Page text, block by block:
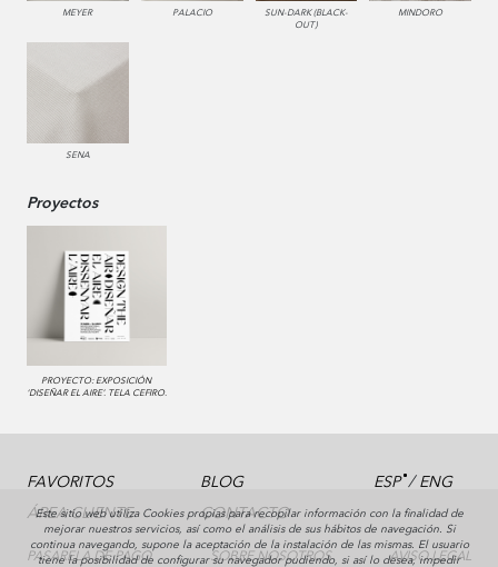
MEYER PALACIO
SUN-DARK (BLACK-
OUT)
MINDORO
SENA
Proyectos
PROYECTO: EXPOSICIÓN
‘DISEÑAR EL AIRE’. TELA CEFIRO.
FAVORITOS
ÁREA CLIENTE
BLOG
CONTACTO
ESP/ENG
PASARELA DE PAGO SOBRE NOSOTROS AVISO LEGAL
Este sitio web utiliza Cookies propias para recopilar información con la finalidad de
mejorar nuestros servicios, así como el análisis de sus hábitos de navegación. Si
continua navegando, supone la aceptación de la instalación de las mismas. El usuario
tiene la posibilidad de configurar su navegador pudiendo, si así lo desea, impedir